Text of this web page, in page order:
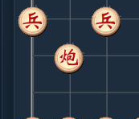
.....砲２平１
9. 车八进六
.....卒７进１
10. 兵七进一
.....卒３进１